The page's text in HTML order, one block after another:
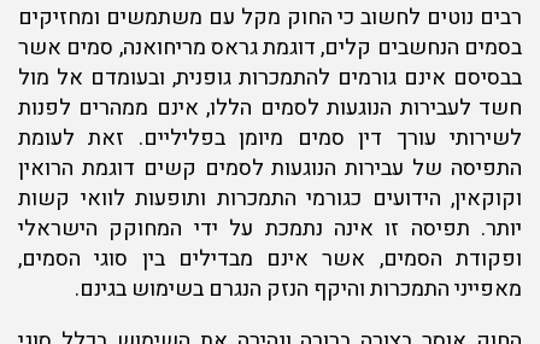
רבים נוטים לחשוב כי החוק מקל עם משתמשים ומחזיקים
בסמים הנחשבים קלים, דוגמת גראס מריחואנה, סמים אשר
בבסיסם אינם גורמים להתמכרות גופנית, ובעומדם אל מול
חשד לעבירות הנוגעות לסמים הללו, אינם ממהרים לפנות
לשירותי עורך דין סמים מיומן בפליליים. זאת לעומת
התפיסה של עבירות הנוגעות לסמים קשים דוגמת הרואין
וקוקאין, הידועים כגורמי התמכרות ותופעות לוואי קשות
יותר. תפיסה זו אינה נתמכת על ידי המחוקק הישראלי
ופקודת הסמים, אשר אינם מבדילים בין סוגי הסמים,
מאפייני התמכרות והיקף הנזק הנגרם בשימוש בגינם.